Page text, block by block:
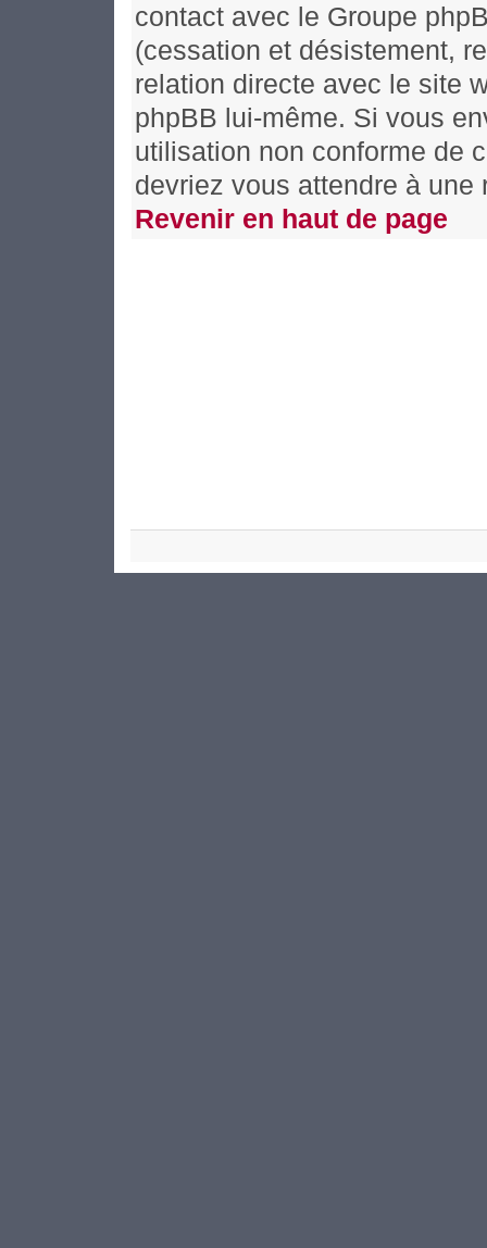
contact avec le Groupe
(cessation et désistement,
relation directe avec le site
phpBB lui-même. Si vous
utilisation non conforme de
devriez vous attendre à
Revenir en haut de page